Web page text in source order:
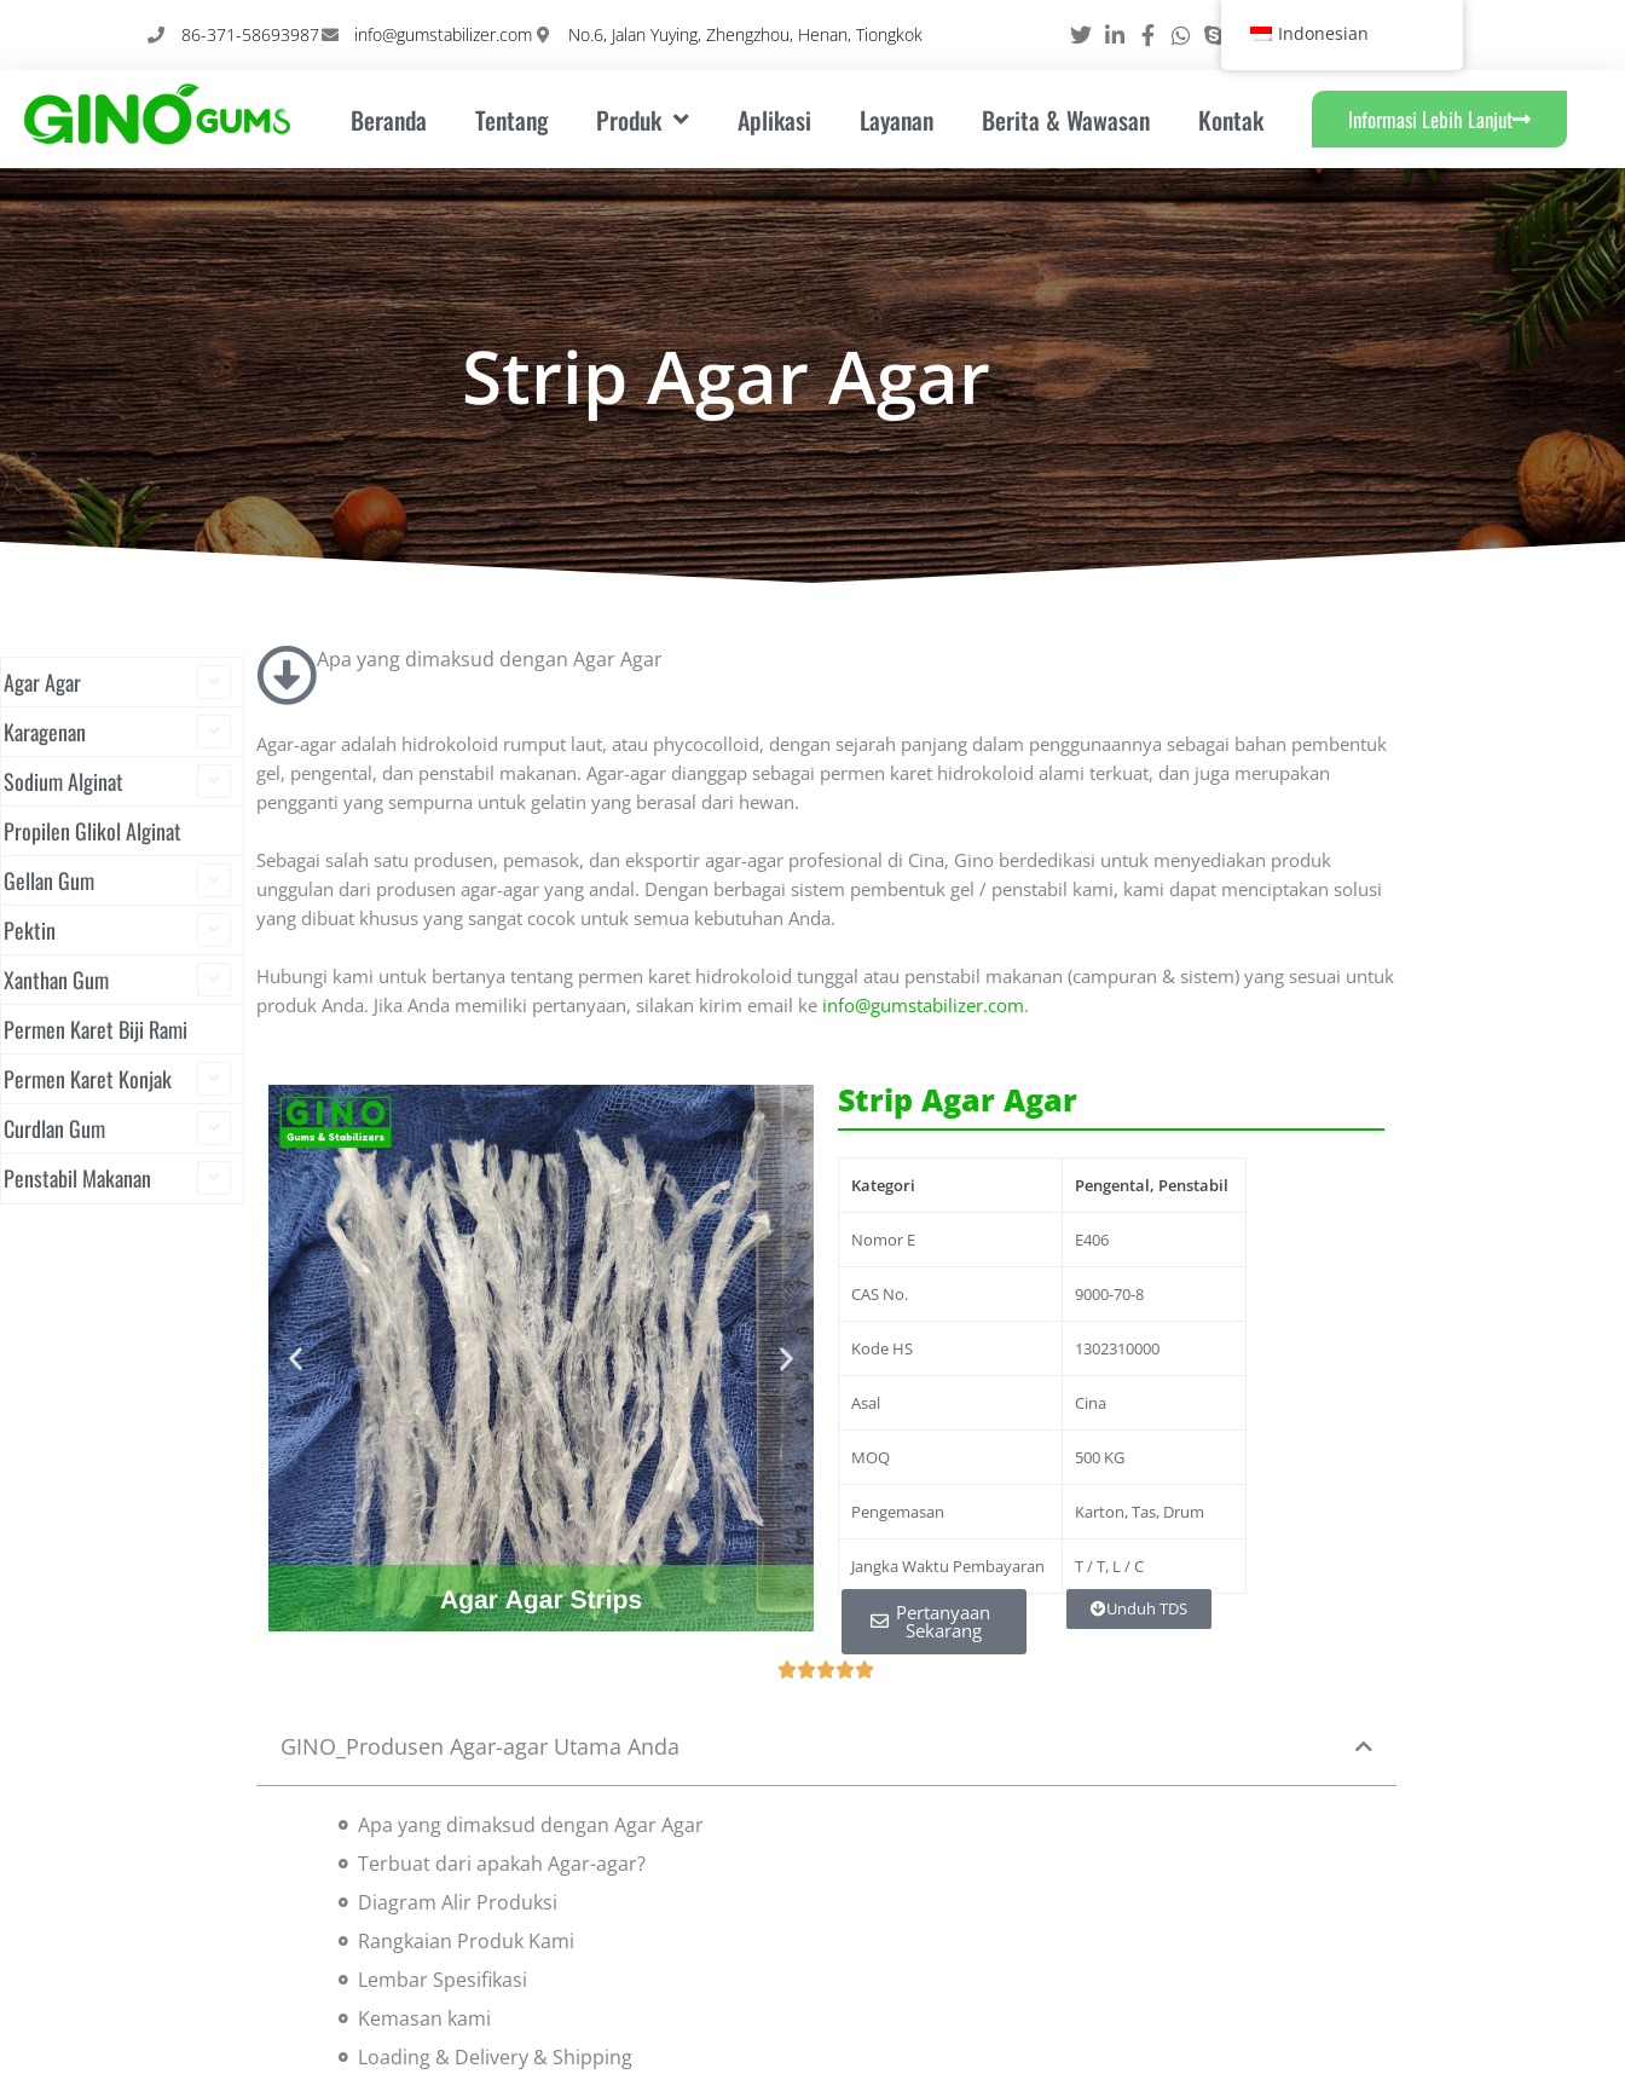
86-371-58693987 info@gumstabilizer.com No.6, Jalan Yuying, Zhengzhou, Henan, Tiongkok
Beranda Tentang Produk Aplikasi Layanan Berita & Wawasan Kontak Informasi Lebih Lanjut
Strip Agar Agar
Agar Agar
Karagenan
Sodium Alginat
Propilen Glikol Alginat
Gellan Gum
Pektin
Xanthan Gum
Permen Karet Biji Rami
Permen Karet Konjak
Curdlan Gum
Penstabil Makanan
Apa yang dimaksud dengan Agar Agar
Agar-agar adalah hidrokoloid rumput laut, atau phycocolloid, dengan sejarah panjang dalam penggunaannya sebagai bahan pembentuk
gel, pengental, dan penstabil makanan. Agar-agar dianggap sebagai permen karet hidrokoloid alami terkuat, dan juga merupakan
pengganti yang sempurna untuk gelatin yang berasal dari hewan.
Sebagai salah satu produsen, pemasok, dan eksportir agar-agar profesional di Cina, Gino berdedikasi untuk menyediakan produk
unggulan dari produsen agar-agar yang andal. Dengan berbagai sistem pembentuk gel / penstabil kami, kami dapat menciptakan solusi
yang dibuat khusus yang sangat cocok untuk semua kebutuhan Anda.
Hubungi kami untuk bertanya tentang permen karet hidrokoloid tunggal atau penstabil makanan (campuran & sistem) yang sesuai untuk
produk Anda. Jika Anda memiliki pertanyaan, silakan kirim email ke info@gumstabilizer.com.
Strip Agar Agar
Kategori Pengental, Penstabil
Nomor E E406
CAS No. 9000-70-8
Kode HS 1302310000
Asal Cina
MOQ 500 KG
Pengemasan Karton, Tas, Drum
Jangka Waktu Pembayaran T / T, L / C
Pertanyaan
Sekarang
Unduh TDS
О
к
GINO_Produsen Agar-agar Utama Anda
Apa yang dimaksud dengan Agar Agar
Terbuat dari apakah Agar-agar?
Diagram Alir Produksi
Rangkaian Produk Kami
Lembar Spesifikasi
Kemasan kami
Loading & Delivery & Shipping
Indonesian